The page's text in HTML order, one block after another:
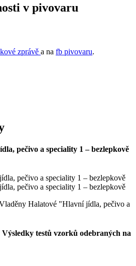
v pivovaru
zprávě a na fb pivovaru.
pečivo a speciality 1 – bezlepkově
Halatové "Hlavní jídla, pečivo a
testů vzorků odebraných na